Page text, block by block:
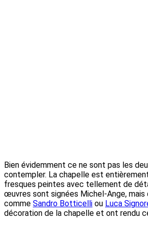
Bien évidemment ce ne sont pas les
contempler. La chapelle est
fresques peintes avec tellement de
œuvres sont signées Michel-Ange, mais
comme Sandro Botticelli ou Luca
décoration de la chapelle et ont rendu